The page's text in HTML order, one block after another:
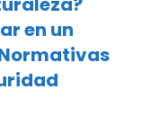
en un